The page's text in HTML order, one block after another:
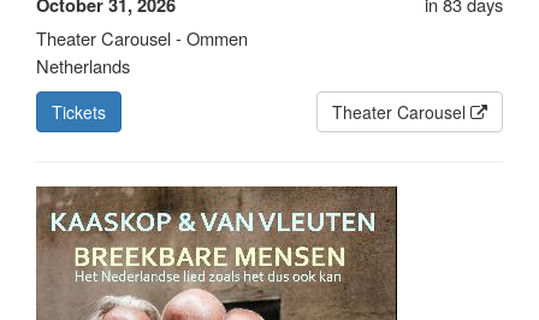
Theater Carousel - Ommen
Netherlands
Tickets Theater Carousel